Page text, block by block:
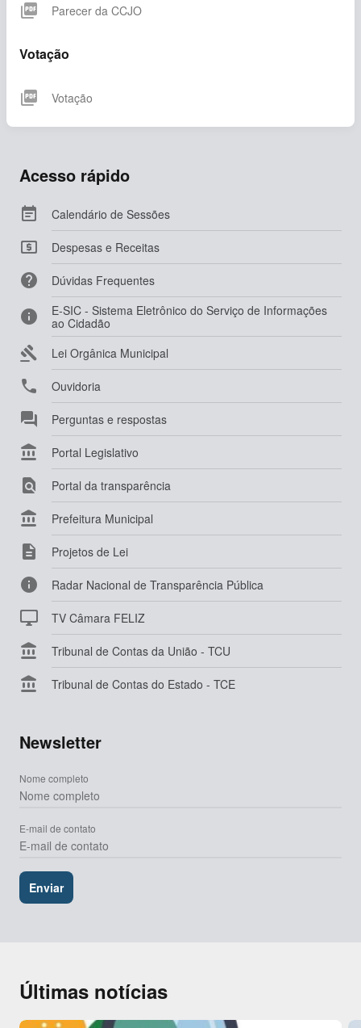
picture_as_pdf Parecer da CCJO
Votação
picture_as_pdf Votação
Acesso rápido
 Calendário de Sessões
 Despesas e Receitas
 Dúvidas Frequentes

E-SIC - Sistema Eletrônico do Serviço de Informações
ao Cidadão
 Lei Orgânica Municipal
 Ouvidoria
 Perguntas e respostas
 Portal Legislativo
 Portal da transparência
 Prefeitura Municipal
 Projetos de Lei
 Radar Nacional de Transparência Pública
 TV Câmara FELIZ
 Tribunal de Contas da União - TCU
 Tribunal de Contas do Estado - TCE
Newsletter
Nome completo
E-mail de contato
Últimas notícias